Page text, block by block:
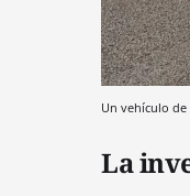
Un vehículo de
La